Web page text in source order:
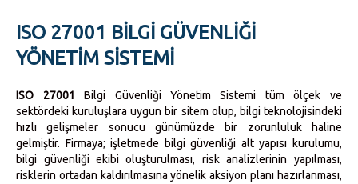
ISO 27001 BİLGİ GÜVENLİĞİ
YÖNETİM SİSTEMİ
ISO 27001 Bilgi Güvenliği Yönetim Sistemi tüm ölçek ve
sektördeki kuruluşlara uygun bir sitem olup, bilgi teknolojisindeki
hızlı gelişmeler sonucu günümüzde bir zorunluluk haline
gelmiştir. Firmaya; işletmede bilgi güvenliği alt yapısı kurulumu,
bilgi güvenliği ekibi oluşturulması, risk analizlerinin yapılması,
risklerin ortadan kaldırılmasına yönelik aksiyon planı hazırlanması,